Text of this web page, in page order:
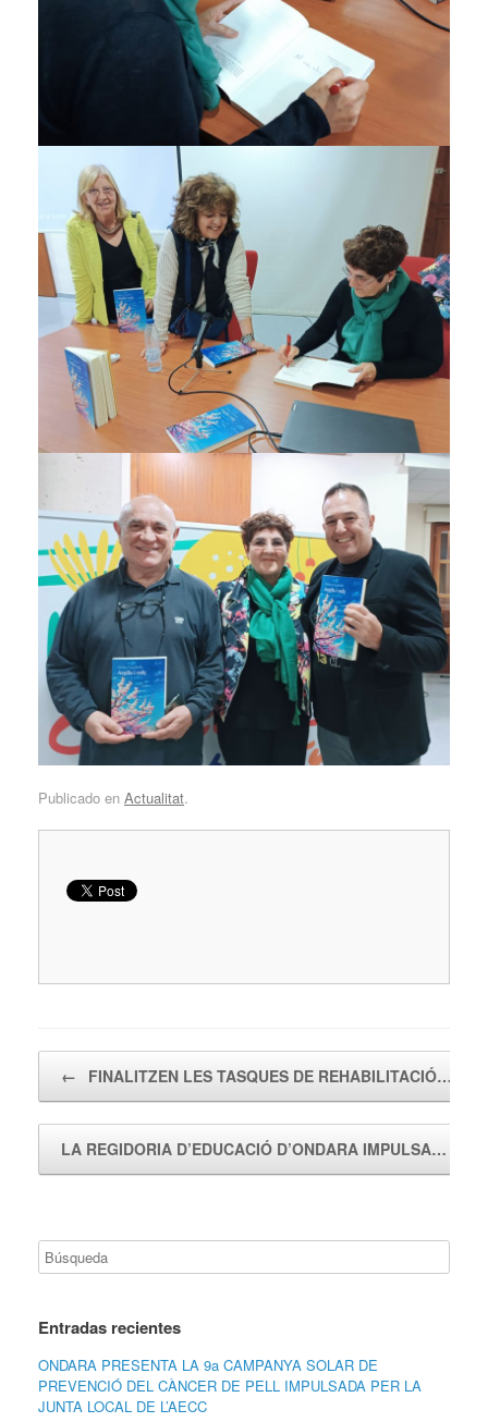
Publicado en Actualitat.
← FINALITZEN LES TASQUES DE REHABILITACIÓ…
LA REGIDORIA D’EDUCACIÓ D’ONDARA IMPULSA…
Entradas recientes
ONDARA PRESENTA LA 9a CAMPANYA SOLAR DE
PREVENCIÓ DEL CÀNCER DE PELL IMPULSADA PER LA
JUNTA LOCAL DE L’AECC